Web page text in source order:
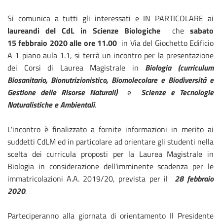
Si comunica a tutti gli interessati e IN PARTICOLARE ai
laureandi del CdL in Scienze Biologiche che sabato
15 febbraio 2020 alle ore 11.00 in Via del Giochetto Edificio
A 1 piano aula 1.1, si terrà un incontro per la presentazione
dei Corsi di Laurea Magistrale in Biologia (curriculum
Biosanitario, Bionutrizionistico, Biomolecolare e Biodiversità e
Gestione delle Risorse Naturali)e Scienze e Tecnologie
Naturalistiche e Ambientali.
L'incontro è finalizzato a fornite informazioni in merito ai
suddetti CdLM ed in particolare ad orientare gli studenti nella
scelta dei curricula proposti per la Laurea Magistrale in
Biologia in considerazione dell'imminente scadenza per le
immatricolazioni A.A. 2019/20, prevista per il
28 febbraio
2020.
Parteciperanno alla giornata di orientamento Il Presidente